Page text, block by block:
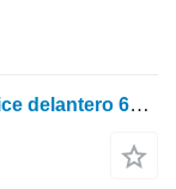
John Deere Eje de transmisión de hélice delantero 6135r Al240584, Al230267, Al203277 AL240584 árbol de transmisión para tractor de ruedas